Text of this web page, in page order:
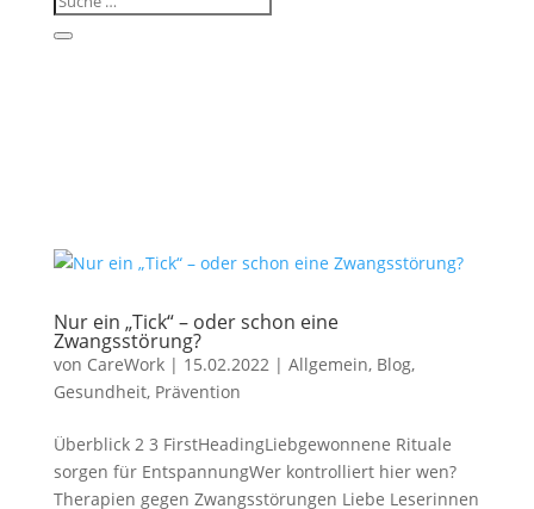
Nur ein „Tick“ – oder schon eine
Zwangsstörung?
von CareWork| 15.02.2022| Allgemein, Blog,
Gesundheit, Prävention
Überblick 2 3 FirstHeadingLiebgewonnene Rituale
sorgen für EntspannungWer kontrolliert hier wen?
Therapien gegen Zwangsstörungen Liebe Leserinnen